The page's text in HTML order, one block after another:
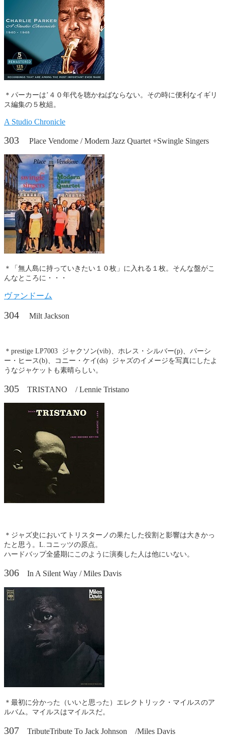
＊パーカーは’４０年代を聴かねばならない。その時に便利なイギリ
ス編集の５枚組。
A Studio Chronicle
303 Place Vendome / Modern Jazz Quartet +Swingle Singers
＊「無人島に持っていきたい１０枚」に入れる１枚。そんな盤がこ
んなところに・・・
ヴァンドーム
304 Milt Jackson
＊prestige LP7003 ジャクソン(vib)、ホレス・シルバー(p)、パーシ
ー・ヒース(b)、コニー・ケイ(ds) ジャズのイメージを写真にしたよ
うなジャケットも素晴らしい。
305 TRISTANO / Lennie Tristano
＊ジャズ史においてトリスターノの果たした役割と影響は大きかっ
たと思う。L.コニッツの原点。
ハードバップ全盛期にこのように演奏した人は他にいない。
306 In A Silent Way / Miles Davis
＊最初に分かった（いいと思った）エレクトリック・マイルスのア
ルバム。マイルスはマイルスだ。
307 TributeTribute To Jack Johnson /Miles Davis